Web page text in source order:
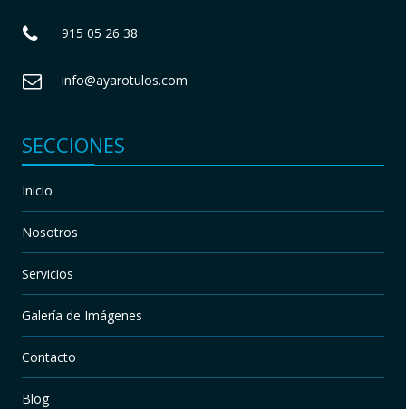
915 05 26 38
info@ayarotulos.com
SECCIONES
Inicio
Nosotros
Servicios
Galería de Imágenes
Contacto
Blog